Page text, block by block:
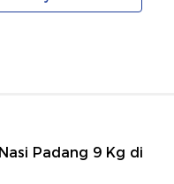
Padang 9 Kg di